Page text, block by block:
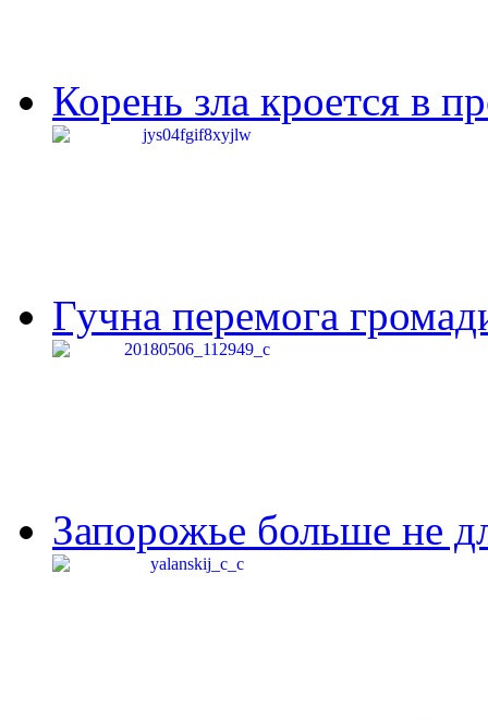
Корень зла кроется в
Гучна перемога
Запорожье больше не